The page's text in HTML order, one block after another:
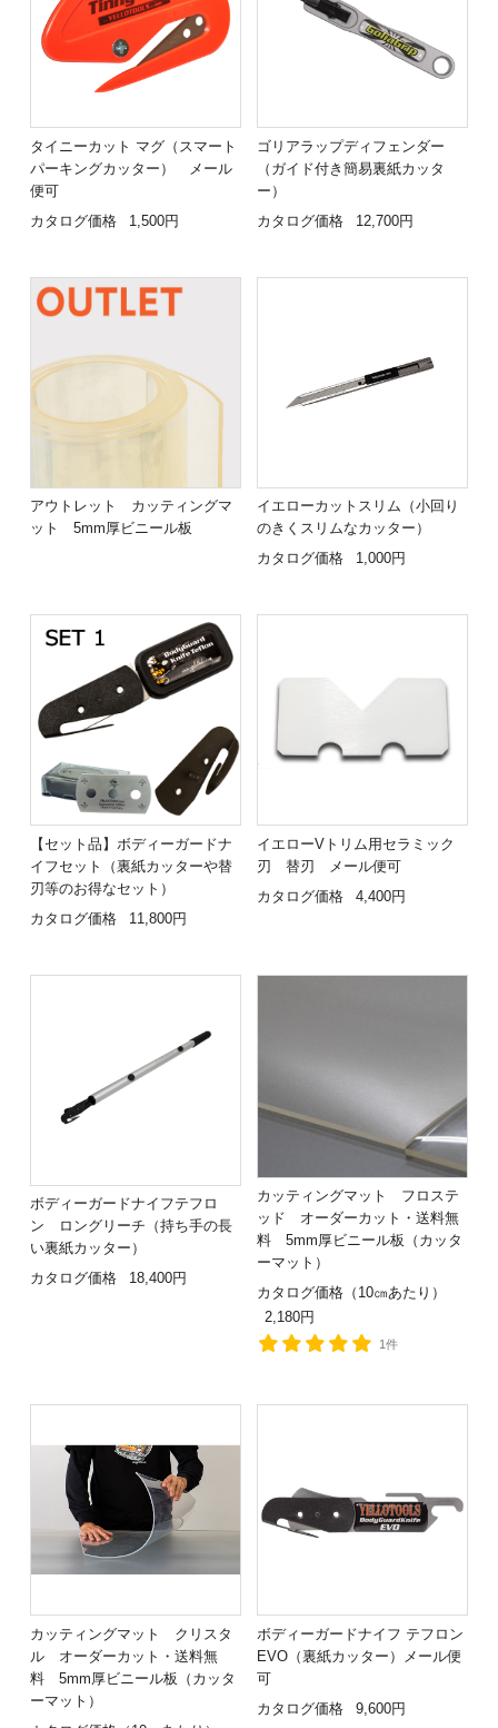
タイニーカット マグ（スマート
パーキングカッター） メール
便可
カタログ価格
1,500円
ゴリアラップディフェンダー
（ガイド付き簡易裏紙カッタ
ー）
カタログ価格
12,700円
アウトレット カッティングマ
ット 5mm厚ビニール板
イエローカットスリム（小回り
のきくスリムなカッター）
カタログ価格
1,000円
【セット品】ボディーガードナ
イフセット（裏紙カッターや替
刃等のお得なセット）
カタログ価格
11,800円
イエローVトリム用セラミック
刃 替刃 メール便可
カタログ価格
4,400円
ボディーガードナイフテフロ
ン ロングリーチ（持ち手の長
い裏紙カッター）
カタログ価格
18,400円
カッティングマット フロステ
ッド オーダーカット・送料無
料 5mm厚ビニール板（カッタ
ーマット）
カタログ価格（10㎝あたり）
2,180円
1件
カッティングマット クリスタ
ル オーダーカット・送料無
料 5mm厚ビニール板（カッタ
ーマット）
ボディーガードナイフ テフロン
EVO（裏紙カッター）メール便
可
カタログ価格
9,600円